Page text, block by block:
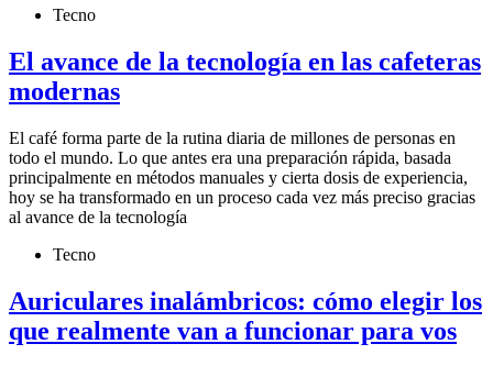
Tecno
El avance de la tecnología en las cafeteras
modernas
El café forma parte de la rutina diaria de millones de personas en
todo el mundo. Lo que antes era una preparación rápida, basada
principalmente en métodos manuales y cierta dosis de experiencia,
hoy se ha transformado en un proceso cada vez más preciso gracias
al avance de la tecnología
Tecno
Auriculares inalámbricos: cómo elegir los
que realmente van a funcionar para vos